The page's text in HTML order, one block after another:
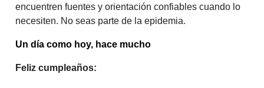
encuentren fuentes y orientación confiables cuando lo
necesiten. No seas parte de la epidemia.
Un día como hoy, hace mucho
Feliz cumpleaños: